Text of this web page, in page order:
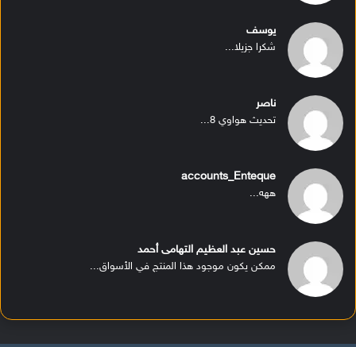
يوسف
شكرا جزيلا...
ناصر
تحديث هواوي 8...
accounts_Enteque
ههه...
حسين عبد العظيم التهامى أحمد
ممكن يكون موجود هذا المنتج في الأسواق...